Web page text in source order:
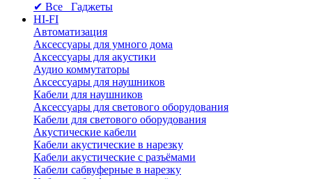
✔ Все Гаджеты
HI-FI
Автоматизация
Аксессуары для умного дома
Аксессуары для акустики
Аудио коммутаторы
Аксессуары для наушников
Кабели для наушников
Аксессуары для светового оборудования
Кабели для светового оборудования
Акустические кабели
Кабели акустические в нарезку
Кабели акустические с разъёмами
Кабели сабвуферные в нарезку